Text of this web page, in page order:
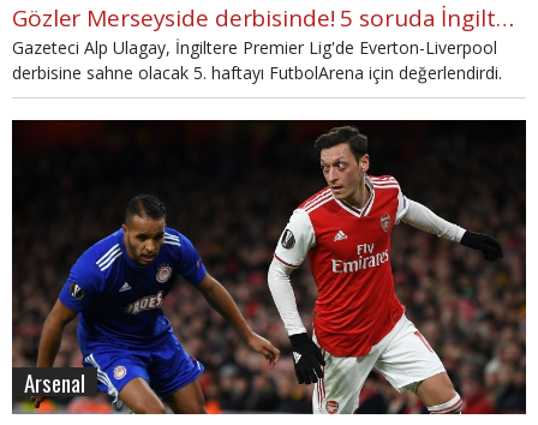
Gözler Merseyside derbisinde! 5 soruda İngiltere Premier Lig
Gazeteci Alp Ulagay, İngiltere Premier Lig'de Everton-Liverpool
derbisine sahne olacak 5. haftayı FutbolArena için değerlendirdi.
Arsenal